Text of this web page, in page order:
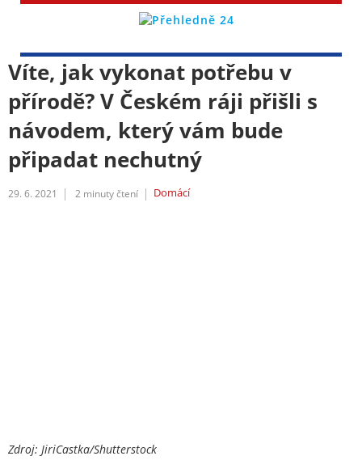
Víte, jak vykonat potřebu v
přírodě? V Českém ráji přišli s
návodem, který vám bude
připadat nechutný
29. 6. 2021 2 minuty čtení Domácí
Zdroj: JiriCastka/Shutterstock